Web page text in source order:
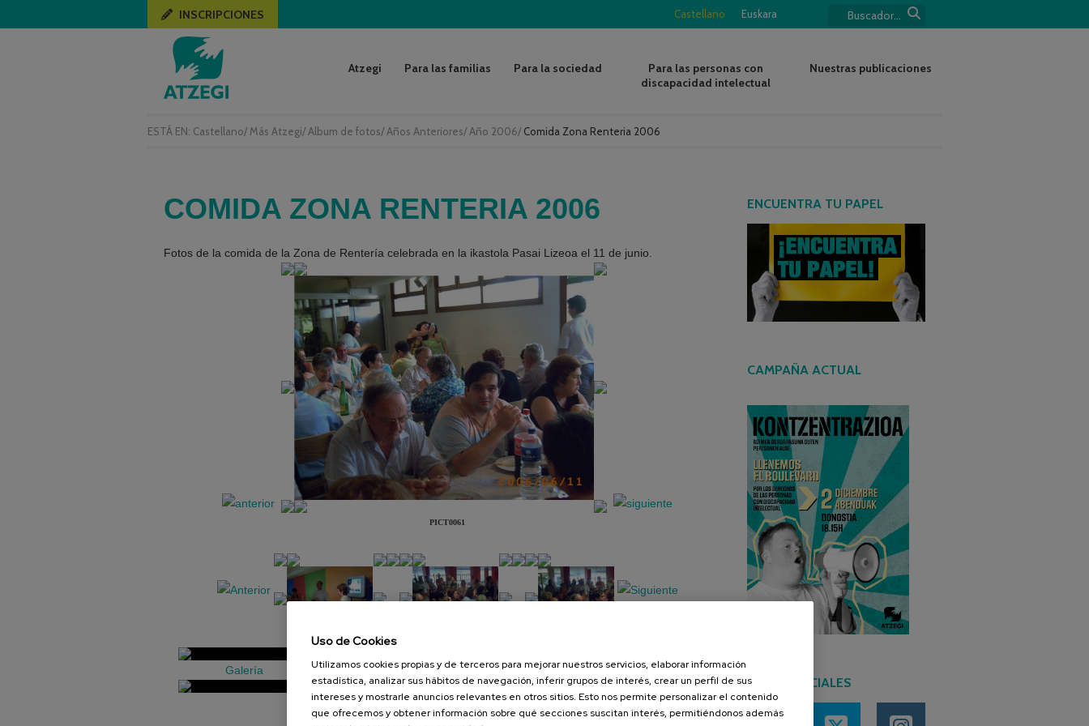
ESTÁ EN: Castellano/ Más Atzegi/ Album de fotos/ Años Anteriores/ Año 2006/ Comida Zona Renteria 2006
Castellano Euskara
INSCRIPCIONES
Atzegi Para las familias Para la sociedad
Para las personas con
discapacidad intelectual
Nuestras publicaciones
COMIDA ZONA RENTERIA 2006
Fotos de la comida de la Zona de Rentería celebrada en la ikastola Pasai Lizeoa el 11 de junio.
PICT0061
Galería Presentación Diapositiva
ENCUENTRA TU PAPEL
CAMPAÑA ACTUAL
REDES SOCIALES
Uso de Cookies
Utilizamos cookies propias y de terceros para mejorar nuestros servicios, elaborar información
estadística, analizar sus hábitos de navegación, inferir grupos de interés, crear un perfil de sus
intereses y mostrarle anuncios relevantes en otros sitios. Esto nos permite personalizar el contenido
que ofrecemos y obtener información sobre qué secciones suscitan interés, permitiéndonos además